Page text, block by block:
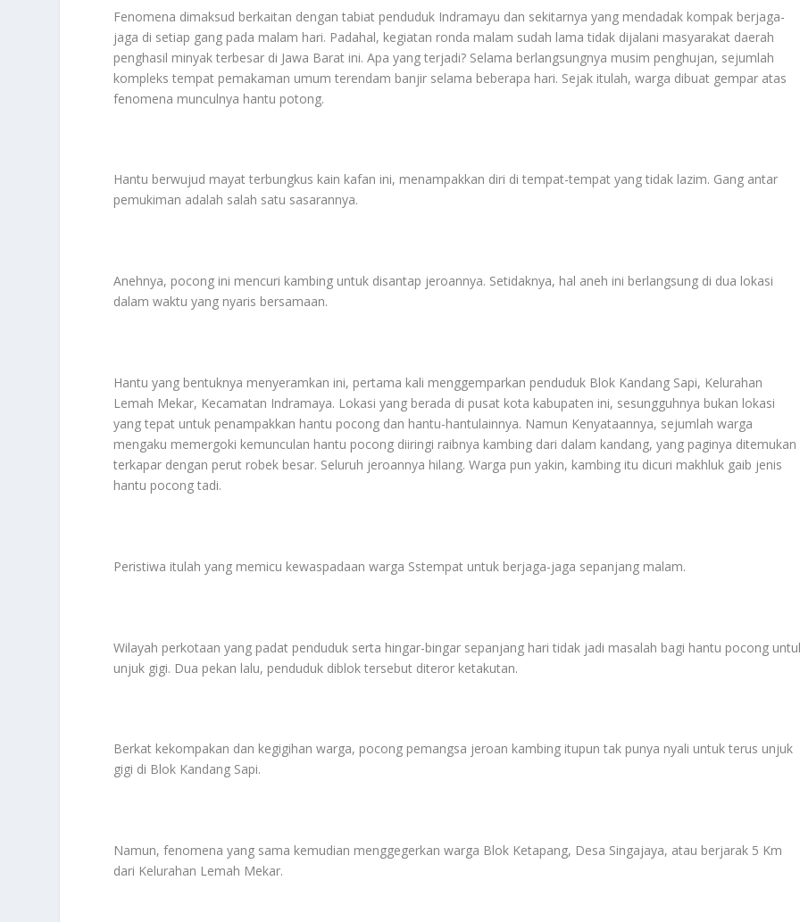
Fenomena dimaksud berkaitan dengan tabiat penduduk Indramayu dan sekitarnya yang mendadak kompak berjaga-
jaga di setiap gang pada malam hari. Padahal, kegiatan ronda malam sudah lama tidak dijalani masyarakat daerah
penghasil minyak terbesar di Jawa Barat ini. Apa yang terjadi? Selama berlangsungnya musim penghujan, sejumlah
kompleks tempat pemakaman umum terendam banjir selama beberapa hari. Sejak itulah, warga dibuat gempar atas
fenomena munculnya hantu potong.
Hantu berwujud mayat terbungkus kain kafan ini, menampakkan diri di tempat-tempat yang tidak lazim. Gang antar
pemukiman adalah salah satu sasarannya.
Anehnya, pocong ini mencuri kambing untuk disantap jeroannya. Setidaknya, hal aneh ini berlangsung di dua lokasi
dalam waktu yang nyaris bersamaan.
Hantu yang bentuknya menyeramkan ini, pertama kali menggemparkan penduduk Blok Kandang Sapi, Kelurahan
Lemah Mekar, Kecamatan Indramaya. Lokasi yang berada di pusat kota kabupaten ini, sesungguhnya bukan lokasi
yang tepat untuk penampakkan hantu pocong dan hantu-hantulainnya. Namun Kenyataannya, sejumlah warga
mengaku memergoki kemunculan hantu pocong diiringi raibnya kambing dari dalam kandang, yang paginya ditemukan
terkapar dengan perut robek besar. Seluruh jeroannya hilang. Warga pun yakin, kambing itu dicuri makhluk gaib jenis
hantu pocong tadi.
Peristiwa itulah yang memicu kewaspadaan warga Sstempat untuk berjaga-jaga sepanjang malam.
Wilayah perkotaan yang padat penduduk serta hingar-bingar sepanjang hari tidak jadi masalah bagi hantu pocong
unjuk gigi. Dua pekan lalu, penduduk diblok tersebut diteror ketakutan.
Berkat kekompakan dan kegigihan warga, pocong pemangsa jeroan kambing itupun tak punya nyali untuk terus unjuk
gigi di Blok Kandang Sapi.
Namun, fenomena yang sama kemudian menggegerkan warga Blok Ketapang, Desa Singajaya, atau berjarak 5 Km
dari Kelurahan Lemah Mekar.